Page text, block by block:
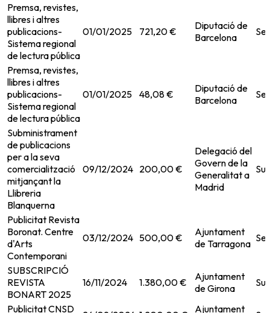
Premsa, revistes,
llibres i altres
publicacions-
Sistema regional
de lectura pública
01/01/2025 721,20 €
Diputació de
Barcelona
Premsa, revistes,
llibres i altres
publicacions-
Sistema regional
de lectura pública
01/01/2025 48,08 €
Diputació de
Barcelona
Subministrament
de publicacions
per a la seva
comercialització
mitjançant la
Llibreria
Blanquerna
09/12/2024 200,00 €
Delegació del
Govern de la
Generalitat a
Madrid
Publicitat Revista
Boronat. Centre
d'Arts
Contemporani
03/12/2024 500,00 €
Ajuntament
de Tarragona
SUBSCRIPCIÓ
REVISTA
BONART 2025
16/11/2024 1.380,00 €
Ajuntament
de Girona
Publicitat CNSD Ajuntament